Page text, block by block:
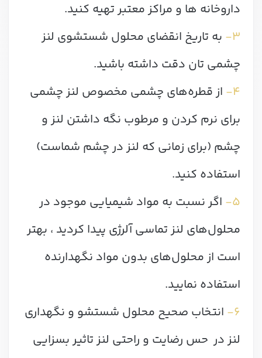
داروخانه ها و مراکز معتبر تهیه کنید.
۳-
به تاریخ انقضای محلول شستشوی لنز
چشمی تان دقت داشته باشید.
۴-
از قطره‌های چشمی مخصوص لنز چشمی
برای نرم کردن و مرطوب نگه داشتن لنز و
چشم (برای زمانی که لنز در چشم شماست)
استفاده کنید.
۵-
اگر نسبت به مواد شیمیایی موجود در
محلول‌های لنز تماسی آلرژی پیدا کردید ، بهتر
است از محلول‌های بدون مواد نگهدارنده
استفاده نمایید.
۶-
انتخاب صحیح محلول‌ شستشو و نگهداری
لنز در حس رضایت و راحتی لنز تاثیر بسزایی